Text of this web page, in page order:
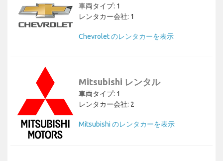
車両タイプ: 1
レンタカー会社: 1
Chevrolet のレンタカーを表示
Mitsubishi レンタル
車両タイプ: 1
レンタカー会社: 2
Mitsubishi のレンタカーを表示